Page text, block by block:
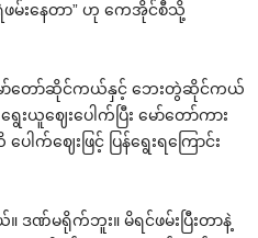
ဖမ်းနေတာ” ဟု ကေအိုင်စီသို့
ာ်တော်ဆိုင်ကယ်နှင့် ဘေးတွဲဆိုင်ကယ်
ယူဈေးပေါက်ပြီး မော်တော်ကား
ါက်ဈေးဖြင့် ပြန်ရွေးရကြောင်း
ဒဏ်မရိုက်ဘူး။ မိရင်ဖမ်းပြီးတာနဲ့